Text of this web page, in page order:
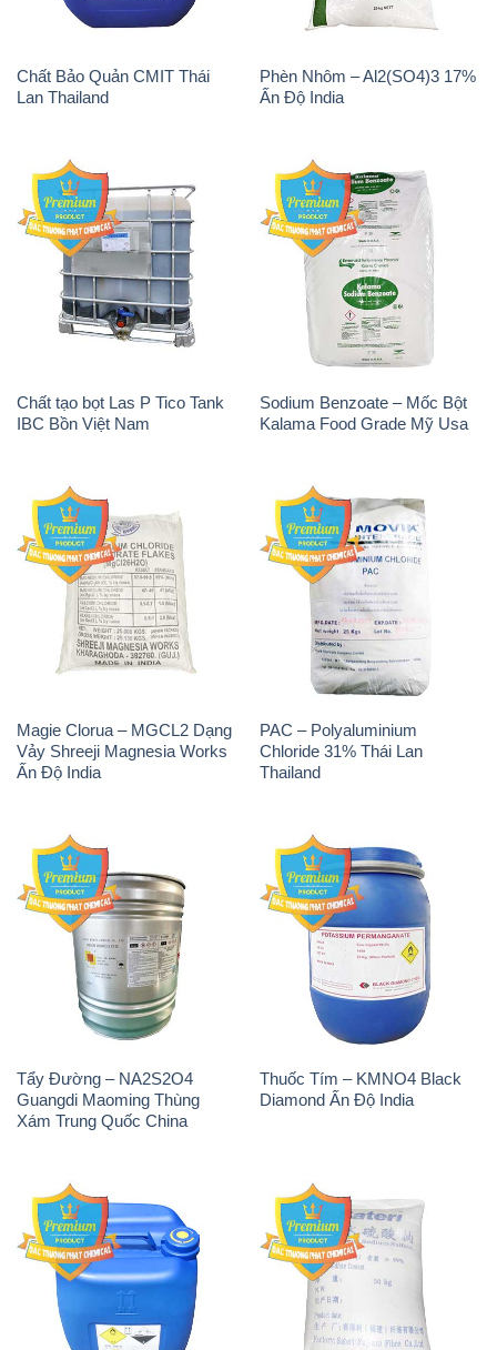
Chất Bảo Quản CMIT Thái
Lan Thailand
Phèn Nhôm – Al2(SO4)3 17%
Ấn Độ India
Chất tạo bọt Las P Tico Tank
IBC Bồn Việt Nam
Sodium Benzoate – Mốc Bột
Kalama Food Grade Mỹ Usa
Magie Clorua – MGCL2 Dạng
Vảy Shreeji Magnesia Works
Ấn Độ India
PAC – Polyaluminium
Chloride 31% Thái Lan
Thailand
Tẩy Đường – NA2S2O4
Guangdi Maoming Thùng
Xám Trung Quốc China
Thuốc Tím – KMNO4 Black
Diamond Ấn Độ India